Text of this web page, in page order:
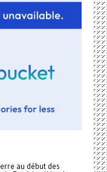
au début des